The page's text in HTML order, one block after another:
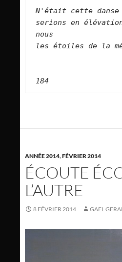
N'était cette
serions en
nous
les étoiles de la
184
ANNÉE 2014,FÉVRIER 2014
ÉCOUTE
L’AUTRE
8 FÉVRIER 2014 GAEL